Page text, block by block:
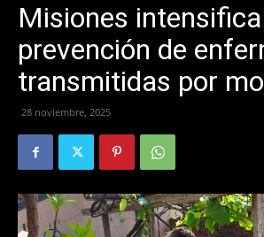
Misiones
prevención de
transmitidas por
28 noviembre, 2025